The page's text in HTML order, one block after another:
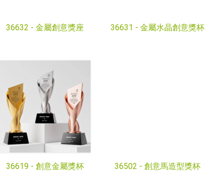
36632 - 金屬創意獎座 36631 - 金屬水晶創意獎杯
36619 - 創意金屬獎杯 36502 - 創意馬造型獎杯